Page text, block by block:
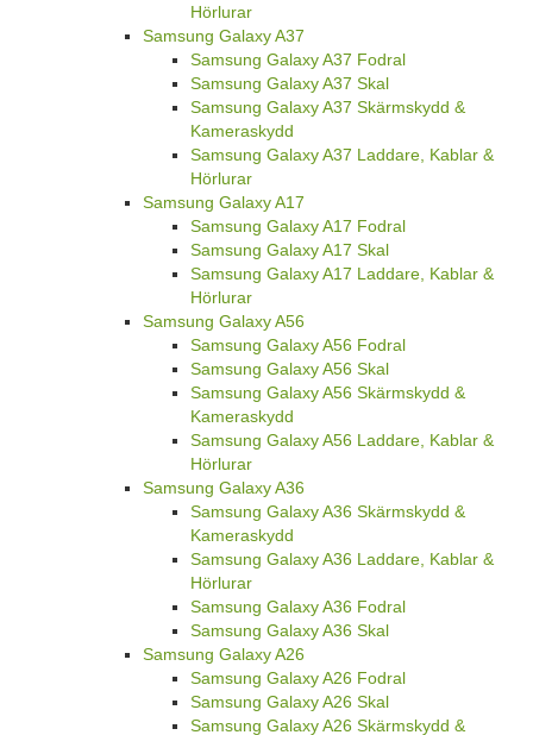
Hörlurar
Samsung Galaxy A37
Samsung Galaxy A37 Fodral
Samsung Galaxy A37 Skal
Samsung Galaxy A37 Skärmskydd &
Kameraskydd
Samsung Galaxy A37 Laddare, Kablar &
Hörlurar
Samsung Galaxy A17
Samsung Galaxy A17 Fodral
Samsung Galaxy A17 Skal
Samsung Galaxy A17 Laddare, Kablar &
Hörlurar
Samsung Galaxy A56
Samsung Galaxy A56 Fodral
Samsung Galaxy A56 Skal
Samsung Galaxy A56 Skärmskydd &
Kameraskydd
Samsung Galaxy A56 Laddare, Kablar &
Hörlurar
Samsung Galaxy A36
Samsung Galaxy A36 Skärmskydd &
Kameraskydd
Samsung Galaxy A36 Laddare, Kablar &
Hörlurar
Samsung Galaxy A36 Fodral
Samsung Galaxy A36 Skal
Samsung Galaxy A26
Samsung Galaxy A26 Fodral
Samsung Galaxy A26 Skal
Samsung Galaxy A26 Skärmskydd &